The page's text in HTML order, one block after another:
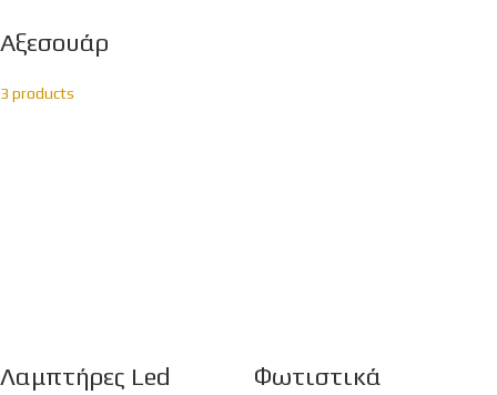
Αξεσουάρ
3 products
Λαμπτήρες Led Φωτιστικά